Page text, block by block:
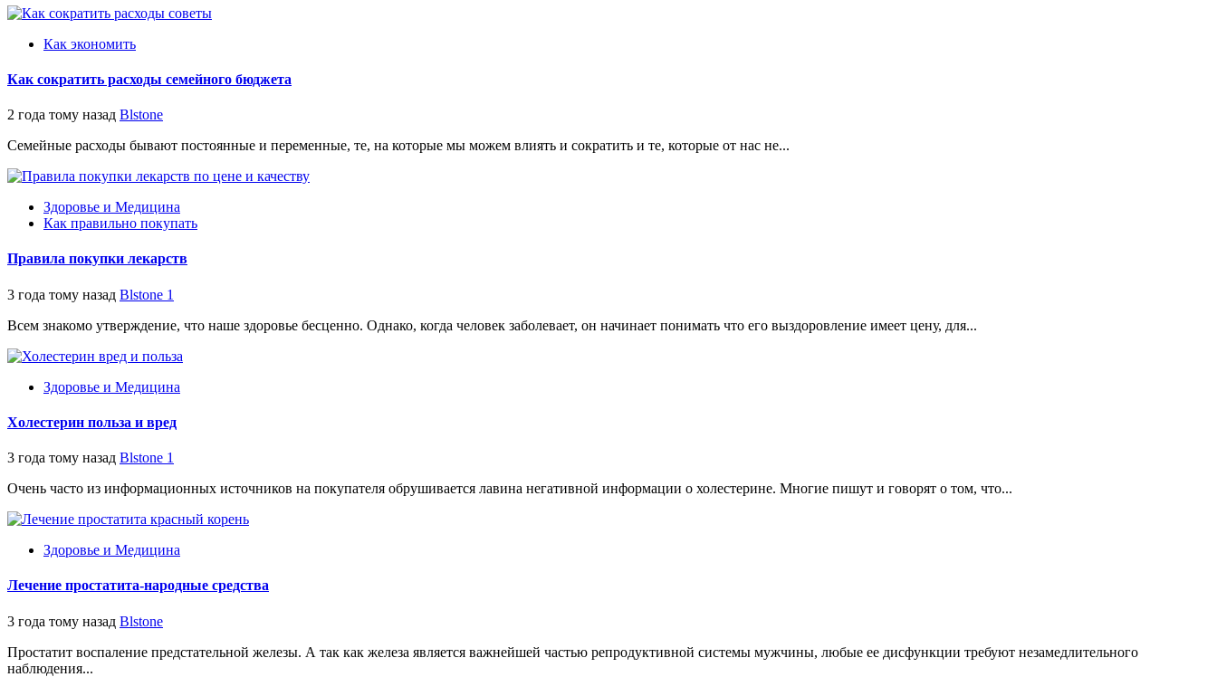
Как экономить
Как сократить расходы семейного бюджета
2 года тому назад Blstone
Семейные расходы бывают постоянные и переменные, те, на которые мы можем влиять и сократить и те, которые от нас не...
Здоровье и Медицина
Как правильно покупать
Правила покупки лекарств
3 года тому назад Blstone 1
Всем знакомо утверждение, что наше здоровье бесценно. Однако, когда человек заболевает, он начинает понимать что его выздоровление имеет цену, для...
Здоровье и Медицина
Холестерин польза и вред
3 года тому назад Blstone 1
Очень часто из информационных источников на покупателя обрушивается лавина негативной информации о холестерине. Многие пишут и говорят о том, что...
Здоровье и Медицина
Лечение простатита-народные средства
3 года тому назад Blstone
Простатит воспаление предстательной железы. А так как железа является важнейшей частью репродуктивной системы мужчины, любые ее дисфункции требуют незамедлительного
наблюдения...